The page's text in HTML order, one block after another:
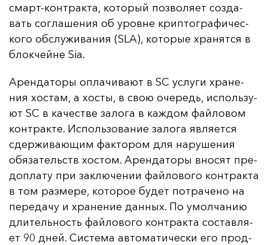
смарт-кон­трак­та, ко­то­рый поз­во­ля­ет соз­да­
вать сог­ла­ше­ния об уров­не крип­тог­ра­фи­чес­
ко­го об­слу­жи­ва­ния (SLA), ко­то­рые хра­нят­ся в
блок­чей­не Sia.
Арен­да­то­ры оп­ла­чи­ва­ют в SC ус­лу­ги хра­не­
ния хос­там, а хос­ты, в свою оче­редь, ис­поль­зу­
ют SC в ка­чес­тве за­ло­га в каж­дом фай­ло­вом
кон­трак­те. Ис­поль­зо­ва­ние за­ло­га яв­ля­ет­ся
сдер­жи­ва­ющим фак­то­ром для на­ру­ше­ния
обя­за­тель­ств хос­том. Арен­да­то­ры вно­сят пре­
доп­ла­ту при зак­лю­че­нии фай­ло­во­го кон­трак­та
в том раз­ме­ре, ко­то­рое бу­дет пот­ра­че­но на
пе­ре­да­чу и хра­не­ние дан­ных. По умол­ча­нию
дли­тель­ность фай­ло­во­го кон­трак­та сос­тав­ля­
ет 90 дней. Сис­те­ма ав­то­ма­ти­чес­ки его прод­